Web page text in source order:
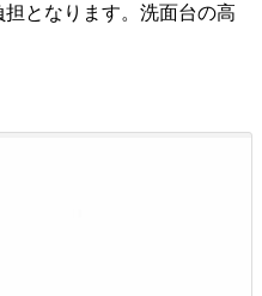
となります。洗面台の高